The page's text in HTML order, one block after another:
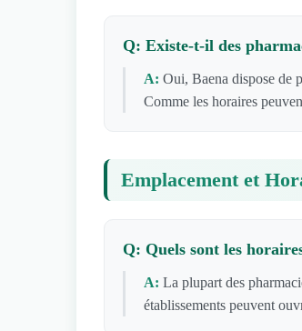
Q: Existe-t-il des
A: Oui, Baena dispose de
Comme les horaires
Emplacement et
Q: Quels sont les
A: La plupart des
établissements peuvent